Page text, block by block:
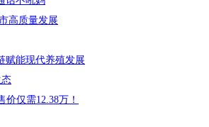
高质量发展
赋能现代养殖发展
仅需12.38万！